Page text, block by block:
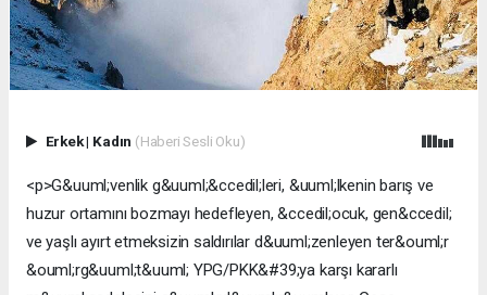
Erkek| Kadın (Haberi Sesli Oku)
<p>G&uuml;venlik g&uuml;&ccedil;leri, &uuml;lkenin barış ve huzur ortamını bozmayı hedefleyen, &ccedil;ocuk, gen&ccedil; ve yaşlı ayırt etmeksizin saldırılar d&uuml;zenleyen ter&ouml;r &ouml;rg&uuml;t&uuml; YPG/PKK&#39;ya karşı kararlı m&uuml;cadelesini s&uuml;rd&uuml;r&uuml;yor. Gece g&uuml;nd&uuml;z YPG/PKK&#39;lı ter&ouml;ristlerin peşini bırakmayan ve haftalarca arazide kalan g&uuml;venlik g&uuml;&ccedil;leri, sonbaharda kış &uuml;slenmesine hazırlanan &ouml;rg&uuml;te y&ouml;nelik yoğun operasyonlar ger&ccedil;ekleştirdi.</p> <p>Kış ve yaz aylarında kırsalı YPG/PKK&#39;ya adeta dar eden g&uuml;venlik g&uuml;&ccedil;leri, eyl&uuml;l, ekim ve kasım aylarında da kararlılıkla y&uuml;r&uuml;t&uuml;len operasyonlarla ter&ouml;ristlere ağır darbe indirdi.</p> <p>AA muhabirinin derlediği bilgilere g&ouml;re, 1 Eyl&uuml;l-30 Kasım arasındaki 3 aylık sonbahar d&ouml;neminde ter&ouml;r &ouml;rg&uuml;t&uuml; YPG/PKK saldırılarında 11 g&uuml;venlik g&ouml;revlisi ile 3 iş&ccedil;i şehit d&uuml;şt&uuml;.</p> <h3>3 ayda 382 ter&ouml;rist etkisiz hale getirildi</h3> <p>G&uuml;venlik g&uuml;&ccedil;leri, &uuml;lkenin barış ve huzurunu bozmaya y&ouml;nelik hain saldırılar d&uuml;zenleyen ter&ouml;r &ouml;rg&uuml;t&uuml; YPG/PKK&#39;ya yurt i&ccedil;i ve dışında hava ve kara operasyonlarıyla karşılık verdi. Sonbaharda yurt i&ccedil;i ve dışındaki operasyonlarda aralarında s&ouml;zde sorumluların da bulunduğu 382 ter&ouml;rist etkisiz hale getirildi.</p> <p>Ter&ouml;r &ouml;rg&uuml;t&uuml; YPG/PKK ve &ouml;rg&uuml;t&uuml;n gen&ccedil;lik yapılanmasına y&ouml;nelik pek &ccedil;ok ilde aynı d&ouml;nemde ger&ccedil;ekleştirilen operasyonlarda g&ouml;zaltına alınan &ccedil;ok sayıda zanlıdan 165&#39;i tutuklandı.</p> <h3>Yurt genelinde b&uuml;y&uuml;k &ccedil;aplı operasyonlar y&uuml;r&uuml;t&uuml;ld&uuml;</h3> <p>İ&ccedil;işleri Bakanlığı, ter&ouml;r &ouml;rg&uuml;t&uuml;ne y&ouml;nelik Mardin&#39;de 1 Eyl&uuml;l&#39;de &quot;Yıldırım-8 Savur Operasyonu&quot;, Bing&ouml;l, Diyarbakır ve Muş&#39;ta 3 Eyl&uuml;l&#39;de &quot;Yıldırım-9 Şenyayla Operasyonu&quot;, Van&#39;da 8 Eyl&uuml;l&#39;de &quot;Yıldırım-10 Norduz Operasyonu&quot;, Siirt&#39;te 11 Eyl&uuml;l&#39;de &quot;Yıldırım-11 Herekol Operasyonu&quot;, Bitlis&#39;te 18 Eyl&uuml;l&#39;de ise Yıldırım-12 Beşkaynak Operasyonu&quot; başlattı.</p> <p>Ekim ayında ise Bitlis&#39;te &quot;Şehit Jandarma Er Şevket Kesip 2020-51 Operasyonu&quot;, Van&#39;da &quot;Yıldırım-10 Operasyonu&quot;, Batman ve Diyarbakır&#39;da 1451 personelin katılımıyla &quot;Yıldırım-14 Zori Operasyonu&quot;, İskenderun ve Amanoslar&#39;da &quot;Yıldırım-5 Amanoslar Operasyonu&quot;, Hakkari&#39;de &quot;Yıldırım-2 Cilo Operasyonu&quot; y&uuml;r&uuml;t&uuml;ld&uuml;.</p> <p>Jandarma ve g&uuml;venlik korucularının katılımıyla d&uuml;zenlenen operasyonlarda ter&ouml;ristlere ait &ccedil;ok sayıda sığınak ve barınak imha edildi.</p> <h3>&quot;Kırmızı&quot; ve &quot;turuncu&quot; kategoride aranan ter&ouml;rist etkisiz hale getirildi</h3> <p>Sonbaharda yurt genelinde y&uuml;r&uuml;t&uuml;len operasyonlarda ter&ouml;r &ouml;rg&uuml;t&uuml; PKK&#39;nın bir&ccedil;ok s&ouml;zde sorumlusu da etkisiz hale getirildi.</p> <p>Bitlis&#39;te 6 Eyl&uuml;l&#39;de yapılan operasyonda etkisiz hale getirilen 6 ter&ouml;ristten birinin PKK&#39;nın, Ter&ouml;rden Arananlar Listesi&#39;nde &quot;turuncu&quot; kategoride yer alan s&ouml;zde YJA Star sorumlusu &quot;Rohani Dersim&quot; kod adlı &Ouml;zlem Atsak olduğu belirlendi.</p> <p>Yıldırım-10 Nordoz Operasyonu kapsamında, Van&#39;ın &Ccedil;atak il&ccedil;esi Andi&ccedil;en Mahallesi kırsalında 11 Eyl&uuml;l&#39;de ter&ouml;ristlere y&ouml;nelik hava destekli operasyonda etkisiz hale getirilen 3 ter&ouml;ristten birinin &quot;kırmızı&quot; kategoride aranan ve &ouml;rg&uuml;t&uuml;n s&ouml;zde Botan saha sorumlusu olan &quot;Agit Civyan&quot; kod adlı Vahiyettin Karay olduğu tespit edildi.</p> <p>Bu ter&ouml;ristin, 2007&#39;de 12 askerin şehit olduğu Hakkari Dağlıca saldırısının planlayıcı ve uygulayıcılarından olduğu, 22 Ağustos 2008&#39;de Y&uuml;ksekova Havre Tepe&#39;deki askeri birliğe sızma eylemini ger&ccedil;ekleştiren grup i&ccedil;erisinde bulunduğu, 19 Ağustos 2008&#39;de Hakkari Y&uuml;ksekova Karlı k&ouml;y&uuml;nde askeri konvoyun ge&ccedil;işi esnasında el yapımı patlayıcının infilak ettirilmesi ve 12 Temmuz 2008&#39;de Y&uuml;ksekova Verag&ouml;z b&ouml;lgesinde askeri malzeme taşıyan kamyonların yakılması talimatını verdiği belirlendi.</p> <h3>Şehit ve sivillerin kanı yerde kalmadı</h3> <p>İ&ccedil;işleri Bakanı S&uuml;leyman Soylu, 13 Eyl&uuml;l&#39;de Hakkari&#39;nin Y&uuml;ksekova kırsalında &quot;turuncu&quot; kategoride aranan &quot;Velat&quot; kod adlı ter&ouml;rist Eyy&uuml;p Alper ile &ouml;rg&uuml;tte sabotajcı olarak faaliyet g&ouml;steren &quot;Nidal&quot; kod adlı Ahmet Akman&#39;ın &ouml;l&uuml; ele ge&ccedil;irildiğini bildirdi.</p> <p>Ter&ouml;r &ouml;rg&uuml;t&uuml;n&uuml;n s&ouml;zde Esendere b&ouml;lge sorumlusu olan ter&ouml;rist Alper&#39;in, 2014&#39;te Y&uuml;ksekova&#39;da Cengiz Topel Caddesi&#39;nde bir otelin &ouml;n&uuml;ndeki 3 askeri personelin şehit edildiği silahlı saldırı, 2017&#39;de AK Parti Esendere Belde Başkanı Tayfun Ayhan&#39;ın ağabeyi Murat Ayhan&#39;ın hayatını kaybettiği silahlı saldırı ile daha bir&ccedil;ok kanlı eylemin faili olduğu tespit edildi.</p> <p>Etkisiz hale getirilen diğer ter&ouml;rist Akman&#39;ın ise &ouml;rg&uuml;tte sabotajcı olarak faaliyet g&ouml;sterdiği, 2018&#39;de Y&uuml;ksekova &Ccedil;obanpınar k&ouml;y&uuml; yolunda polis &ouml;zel harekata ait zırhlı ara&ccedil; ge&ccedil;erken d&uuml;zenlenen ve 1 &ouml;zel harekat polisinin şehit d&uuml;şt&uuml;ğ&uuml;, 10 &ouml;zel harekat polisinin yaralandığı bombalı saldırının failleri arasında olduğu belirlendi.</p> <p>Ter&ouml;r &ouml;rg&uuml;t&uuml; PKK&#39;nın sabotajcısı olan ve turuncu kategoride aranan &quot;Baver-&Ccedil;ektar&quot; kod adlı ter&ouml;rist, Erzincan polisinin koordinesinde eyl&uuml;l ayında Amasya&#39;da d&uuml;zenlenen operasyonda, &uuml;zerindeki el bombası ile intihar eylemi yapmak isterken etkisiz hale getirilip yakalandı. Ter&ouml;rist, &ccedil;ıkarıldığı mahkemece tutuklandı.</p> <h3>&quot;Kırmızı&quot; b&uuml;ltenle aranan ter&ouml;rist etkisiz hale getirildi</h3> <p>Diyarbakır&#39;ın Lice il&ccedil;esinde 3 Ekim&#39;de d&uuml;zenlenen hava destekli operasyonda etkisiz hale getirilen PKK&#39;lı ter&ouml;ristin &quot;kırmızı&quot; kategorideki &quot;Doktor Amara&quot; kod isimli M&uuml;zeyyen Aydınlı olduğu belirlendi.</p> <p>Milli İstihbarat Teşkilatı (MİT) ve T&uuml;rk Silahlı Kuvvetlerinin (TSK) Irak&#39;ın kuzeyinde 6 Ekim&#39;de yaptığı operasyonda, işlediği su&ccedil;lar nedeniyle Interpol tarafından uluslararası d&uuml;zeyde &quot;kırmızı b&uuml;lten&quot;le aranan, PKK&#39;nın s&ouml;zde &ouml;zel g&uuml;&ccedil; birimi sorumlusu &quot;Jir&quot; kod isimli Mazlum Demir etkisiz hale getirildi.</p> <p>Hatay&#39;ın D&ouml;rtyol il&ccedil;esinde 18 Ekim&#39;de d&uuml;zenlenen &quot;Yıldırım-5 Amanoslar Operasyonu&quot; kapsamında etkisizleştirilen bir ter&ouml;ristin, 2016-2017 yıllarında &ouml;rg&uuml;t&uuml;n s&ouml;zde Amanoslar Saha D&ouml;rtyol-İslahiye grup sorumlusu ve saha y&uuml;r&uuml;tme &uuml;yesi olduğu, &ouml;rg&uuml;t&uuml;n dağ kadrosunda 23 yıldır faaliyet y&uuml;r&uuml;ten ve 3 milyon liraya kadar &ouml;d&uuml;lle aranan &quot;mavi&quot; kategorideki &quot;Dilşer&quot; kod adlı H&uuml;seyin Acar olduğu a&ccedil;ıklandı.</p> <p>Bu ter&ouml;ristin de aralarında bulunduğu bazı ter&ouml;ristlerin 28 Eyl&uuml;l ile 10 Ekim tarihlerinde ayrı ayrı gruplar halinde Suriye&#39;nin M&uuml;nbi&ccedil; b&ouml;lgesinden paramotor ile havalanıp ter&ouml;r faaliyetlerine katılmak i&ccedil;in T&uuml;rkiye tarafına ge&ccedil;tiği belirlendi.</p> <h3>Firari milletvekilinin ter&ouml;rist oğlu da yakayı ele verdi</h3> <p>Hatay Amanoslar&#39;da 19 Ekim&#39;de g&uuml;venlik korucularının desteğiyle ger&ccedil;ekleştirilen operasyonda bir ter&ouml;rist &ouml;ld&uuml;r&uuml;ld&uuml;, bir ter&ouml;rist de sağ yakalandı. Sağ yakalanan ter&ouml;ristin, halen yurt dışında ka&ccedil;ak olan eski BDP Genel Başkanı, 24. D&ouml;nem HDP Muş Milletvekili Demir &Ccedil;elik&#39;in &quot;gri&quot; kategoride aranan oğlu &quot;Savaş&quot; kod adlı Yoldaş Selim &Ccedil;elik olduğu a&ccedil;ıklandı.</p> <p>Şırnak&#39;ın Silopi il&ccedil;esi Cudi Dağı kırsalında 7 Ekim&#39;de &quot;Yıldırım-1 Operasyonu&quot; kapsamında İl Jandarma Komutanlığı ve MİT&#39;in m&uuml;şterek d&uuml;zenlediği hava destekli operasyonda etkisiz hale getirilen 2 ter&ouml;ristten birinin, &ouml;rg&uuml;t&uuml;n s&ouml;zde Botan eyaleti Cudi cephesi Derebaşı-K&ouml;sreli takım sorumlusu &quot;Baran Kı&ccedil;i&quot; kod adlı Ahmet &Ccedil;ağdavul olduğu tespit edildi.</p> <p>MİT Başkanlığı, Cizre &Ccedil;evik Kuvvet Şube M&uuml;d&uuml;rl&uuml;ğ&uuml;ne y&ouml;nelik 26 Ağustos 2016&#39;da ger&ccedil;ekleştirilen ve 13 polis memurunun şehit d&uuml;şt&uuml;ğ&uuml; ter&ouml;r saldırısının planlayıcısı &quot;Demhat Sperti&quot; kod adlı PKK&#39;lı ter&ouml;rist Mesut Taşkın&#39;ı 9 Kasım&#39;da yurt dışında d&uuml;zenlediği operasyonla etkisiz hale getirdi.</p> <p>&quot;Kırmızı&quot; kategoride aranan PKK&#39;nın s&ouml;zde Tunceli saha sorumlusu ter&ouml;rist İsmail S&uuml;rge&ccedil;, 12 Kasım&#39;da etkisiz hale getirildi.</p> <p>MİT&#39;in, Irak&#39;ın kuzeyinde d&uuml;zenlediği operasyonda &quot;gri&quot; kategoride aranan PKK&#39;nın s&ouml;zde Sincar g&uuml;mr&uuml;k sorumlusu Azad Heşet kod adlı İrfan Akcan, 17 Kasım&#39;da etkisiz hale getirildi. Ter&ouml;r &ouml;rg&uuml;t&uuml; PKK&#39;ya 2010&#39;da katılan Akcan&#39;ın, 2015&#39;te Silopi&#39;de &quot;&ccedil;ukur-barikat&quot; olaylarında jandarma, polis ve TSK personelinin şehit edildiği saldırılara katıldığı bildirildi.</p> <p>&quot;Gri&quot; kategoride yer alan ve ter&ouml;r &ouml;rg&uuml;t&uuml; PKK/KCK&#39;n